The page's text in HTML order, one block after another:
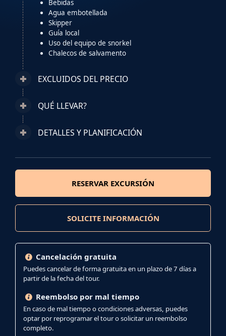
Bebidas
Agua embotellada
Skipper
Guía local
Uso del equipo de snorkel
Chalecos de salvamento
EXCLUIDOS DEL PRECIO
QUÉ LLEVAR?
DETALLES Y PLANIFICACIÓN
RESERVAR EXCURSIÓN
SOLICITE INFORMACIÓN
Cancelación gratuita
Puedes cancelar de forma gratuita en un plazo de 7 días a
partir de la fecha del tour.
Reembolso por mal tiempo
En caso de mal tiempo o condiciones adversas, puedes
optar por reprogramar el tour o solicitar un reembolso
completo.